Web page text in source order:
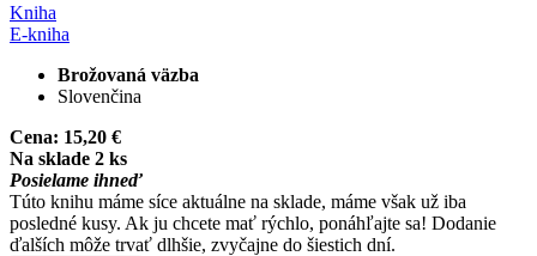
Kniha
E-kniha
Brožovaná väzba
Slovenčina
Cena: 15,20 €
Na sklade 2 ks
Posielame ihneď
Túto knihu máme síce aktuálne na sklade, máme však už iba
posledné kusy. Ak ju chcete mať rýchlo, ponáhľajte sa! Dodanie
ďalších môže trvať dlhšie, zvyčajne do šiestich dní.